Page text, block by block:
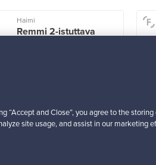
Haimi
Remmi 2-istuttava
3 450,00 €
“Accept and Close”, you agree to the
site usage, and assist in our marketing